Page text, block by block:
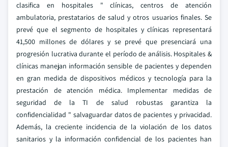
clasifica en hospitales " clínicas, centros de atención
ambulatoria, prestatarios de salud y otros usuarios finales. Se
prevé que el segmento de hospitales y clínicas representará
41,500 millones de dólares y se prevé que presenciará una
progresión lucrativa durante el período de análisis. Hospitales &
clínicas manejan información sensible de pacientes y dependen
en gran medida de dispositivos médicos y tecnología para la
prestación de atención médica. Implementar medidas de
seguridad de la TI de salud robustas garantiza la
confidencialidad " salvaguardar datos de pacientes y privacidad.
Además, la creciente incidencia de la violación de los datos
sanitarios y la información confidencial de los pacientes han